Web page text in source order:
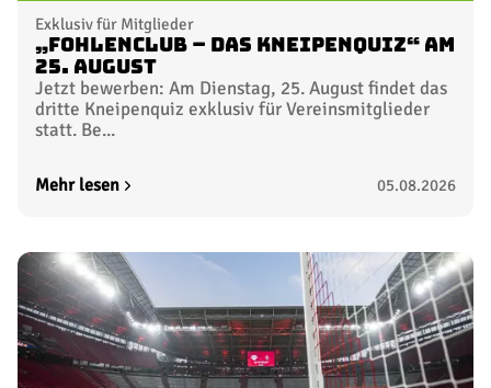
Exklusiv für Mitglieder
„FohlenClub – Das Kneipenquiz“ am
25. August
Jetzt bewerben: Am Dienstag, 25. August findet das
dritte Kneipenquiz exklusiv für Vereinsmitglieder
statt. Be...
Mehr lesen 05.08.2026